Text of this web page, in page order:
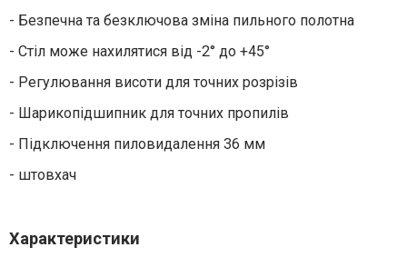
- Безпечна та безключова зміна пильного полотна
- Стіл може нахилятися від -2° до +45°
- Регулювання висоти для точних розрізів
- Шарикопідшипник для точних пропилів
- Підключення пиловидалення 36 мм
- штовхач
Характеристики